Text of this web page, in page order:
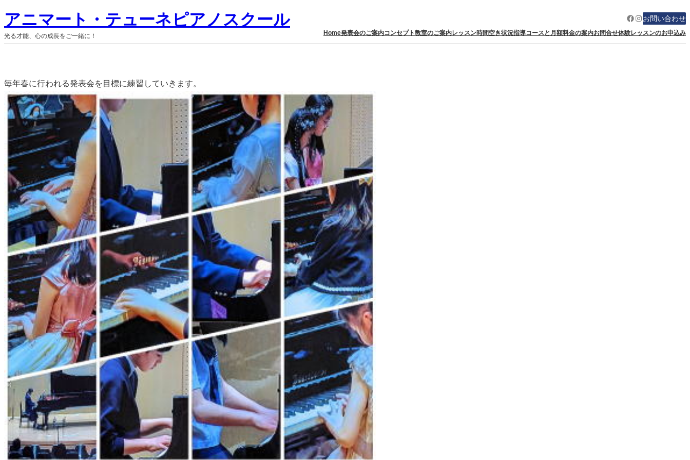
容
を
ッ
プ
アニマート・テューネピアノスクール
光る才能、心の成長をご一緒に！
Facebook
Instagram
お問い合わせ
Home発表会のご案内コンセプト教室のご案内レッスン時間空き状況指導コースと月額料金の案内お問合せ体験レッスンのお申込み
毎年春に行われる発表会を目標に練習していきます。